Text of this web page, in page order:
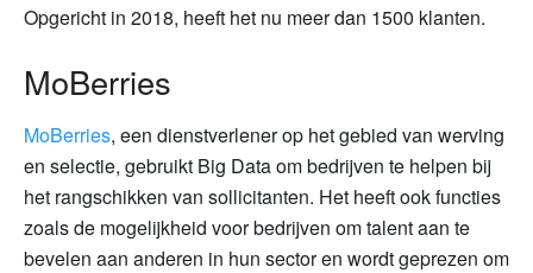
Opgericht in 2018, heeft het nu meer dan 1500 klanten.
MoBerries
MoBerries, een dienstverlener op het gebied van werving
en selectie, gebruikt Big Data om bedrijven te helpen bij
het rangschikken van sollicitanten. Het heeft ook functies
zoals de mogelijkheid voor bedrijven om talent aan te
bevelen aan anderen in hun sector en wordt geprezen om